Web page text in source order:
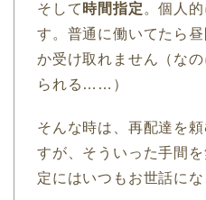
そして 時間指定 。個人
す。普通に働いてたら
か受け取れません（な
られる……）
そんな時は、再配達を
すが、そういった手間
定にはいつもお世話に